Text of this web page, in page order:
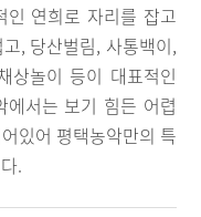
인 연희로 자리를 잡고
, 당산벌림, 사통백이,
상놀이 등이 대표적인
에서는 보기 힘든 어렵
있어 평택농악만의 특
.